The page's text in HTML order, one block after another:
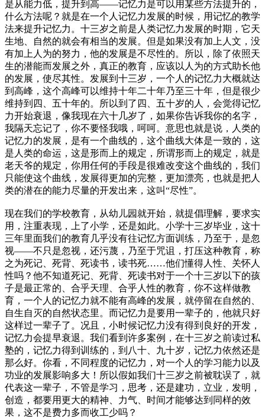
是从能力低，提升到高——记忆力是可以用某些方法提升的，
什么方法呢？就是在一个人记忆力发展的时候，用记忆的教学
法来提升记忆力。十三岁之前是人类记忆力发展的时期，它天
生地、自然的就会有相当的发展。但是如果没有加上人文，没
有加上人为的努力，他的发展是不尽性的。所以，除了依照天
生的潜能而发展之外，真正的教育，应该以人为的方式助长他
的发展，使尽其性。发展到十三岁，一个人的记忆力大概就达
到高峰，这个高峰可以维持十年二十年乃至三十年，但是很少
维持到四、五十年的。所以到了四、五十岁的人，会觉得记忆
力开始衰退，像我现在六十几岁了，如果你告诉我你的名字，
我隔天忘记了，你不要怪我哦，呵呵。意思也就是说，人类的
记忆力的发展，是有一个曲线的，这个曲线大体是一致的，这
是人类的命运，这是形而上的规定，所谓形而上的规定，就是
老天爷的规定，你用任何的手段是很难改变这个曲线的，我们
只能使这个曲线，发展得更加的完整，更加漂亮，也就是把人
类的潜在的能力尽量的开发出来，这叫“尽性”。
现在我们的学校教育，从幼儿园就开始，就提倡理解，要求实
用，注重表现，上了小学，还是如此。小学十三岁毕业，这十
三年里面我们的教育几乎没有往记忆方面训练，乃至于，是忽
视——不只是忽视，还污蔑，乃至于咒诅，打压这种教育，称
之为死记、死背、死读书，读书死……他们懂得人性、关怀人
性吗？他不知道死记、死背、死读书对于一个十三岁以下的孩
子是最正常的、合乎天理、合乎人性的教育，你不这样做教
育，一个人的记忆力就不能有高峰的发展，就停留在自然的、
自生自灭的自然状态里。而记忆力是要用一辈子的，他就只好
这样过一辈子了。况且，小时候记忆力没有得到良好的开发，
记忆力会提早衰退。我们看到许多案例，在十三岁之前读过私
塾的，记忆力得到训练的，到八十、九十岁，记忆力依然还是
那么好。你看，不同程度的记忆力，对一个人的学习能力以及
功业的发展影响多大！所以假如我们十三岁之前被耽误了，就
代表这一辈子，不管是学习，思考，还是建功，立业，发明，
创造，都要用更大的精神、力气、时间才能够达到同样的效
果，这不是费力多而收工少吗？